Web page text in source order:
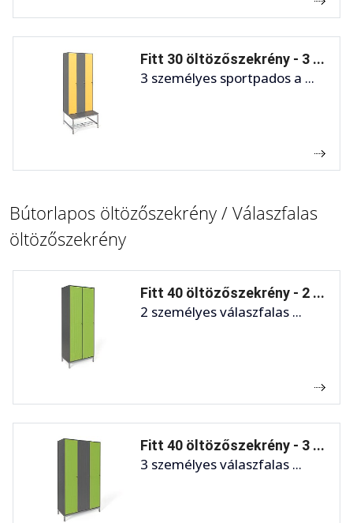
Fitt 30 öltözőszekrény - 3 ...
3 személyes sportpados a ...
Bútorlapos öltözőszekrény / Válaszfalas
öltözőszekrény
Fitt 40 öltözőszekrény - 2 ...
2 személyes válaszfalas ...
Fitt 40 öltözőszekrény - 3 ...
3 személyes válaszfalas ...